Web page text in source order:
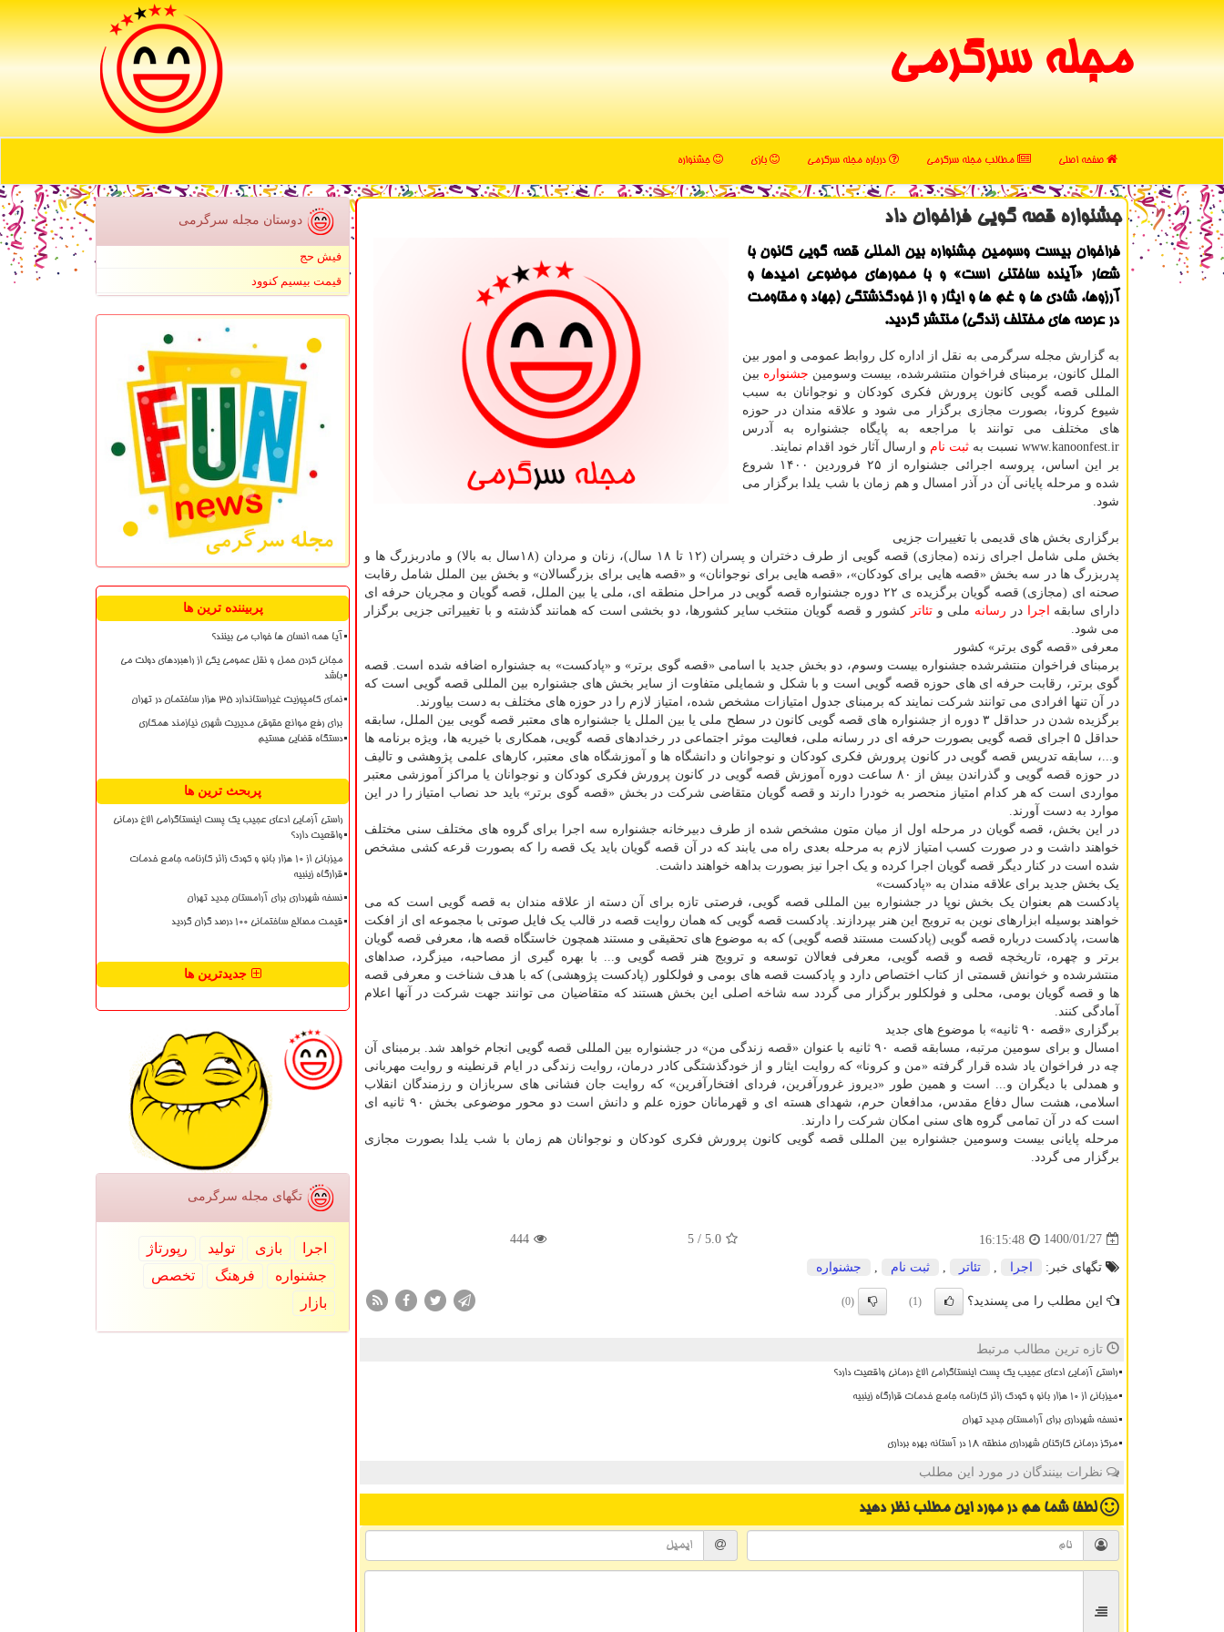
مجله سرگرمی
صفحه اصلی مطالب مجله سرگرمی درباره مجله سرگرمی بازی جشنواره
جشنواره قصه گویی فراخوان داد
فراخوان بیست وسومین جشنواره بین المللی قصه گویی کانون با
شعار «آینده ساختنی است» و با محورهای موضوعی امیدها و
آرزوها، شادی ها و غم ها و ایثار و از خودگذشتگی (جهاد و مقاومت
در عرصه های مختلف زندگی) منتشر گردید.
به گزارش مجله سرگرمی به نقل از اداره کل روابط عمومی و امور بین
الملل کانون، برمبنای فراخوان منتشرشده، بیست وسومین جشنواره بین
المللی قصه گویی کانون پرورش فکری کودکان و نوجوانان به سبب
شیوع کرونا، بصورت مجازی برگزار می شود و علاقه مندان در حوزه
های مختلف می توانند با مراجعه به پایگاه جشنواره به آدرس
www.kanoonfest.ir نسبت به
ثبت نام و ارسال آثار خود اقدام نمایند.
بر این اساس، پروسه اجرائی جشنواره از ۲۵ فروردین ۱۴۰۰ شروع
شده و مرحله پایانی آن در آذر امسال و هم زمان با شب یلدا برگزار می
شود.
برگزاری بخش های قدیمی با تغییرات جزیی
بخش ملی شامل اجرای زنده (مجازی) قصه گویی از طرف دختران و پسران (۱۲ تا ۱۸ سال)، زنان و مردان (۱۸سال به بالا) و مادربزرگ ها و
پدربزرگ ها در سه بخش «قصه هایی برای کودکان»، «قصه هایی برای نوجوانان» و «قصه هایی برای بزرگسالان» و بخش بین الملل شامل رقابت
صحنه ای (مجازی) قصه گویان برگزیده ی ۲۲ دوره جشنواره قصه گویی در مراحل منطقه ای، ملی یا بین الملل، قصه گویان و مجریان حرفه ای
دارای سابقه
اجرا در رسانه ملی وتئاتر کشور و قصه گویان منتخب سایر کشورها، دو بخشی است که همانند گذشته و با تغییراتی جزیی برگزار
می شود.
معرفی «قصه گوی برتر» کشور
برمبنای فراخوان منتشرشده جشنواره بیست وسوم، دو بخش جدید با اسامی «قصه گوی برتر» و «پادکست» به جشنواره اضافه شده است. قصه
گوی برتر، رقابت حرفه ای های حوزه قصه گویی است و با شکل و شمایلی متفاوت از سایر بخش های جشنواره بین المللی قصه گویی است که
در آن تنها افرادی می توانند شرکت نمایند که برمبنای جدول امتیازات مشخص شده، امتیاز لازم را در حوزه های مختلف به دست بیاورند.
برگزیده شدن در حداقل ۳ دوره از جشنواره های قصه گویی کانون در سطح ملی یا بین الملل یا جشنواره های معتبر قصه گویی بین الملل، سابقه
حداقل ۵ اجرای قصه گویی بصورت حرفه ای در رسانه ملی، فعالیت موثر اجتماعی در رخدادهای قصه گویی، همکاری با خیریه ها، ویژه برنامه ها
و...، سابقه تدریس قصه گویی در کانون پرورش فکری کودکان و نوجوانان و دانشگاه ها و آموزشگاه های معتبر، کارهای علمی پژوهشی و تالیف
در حوزه قصه گویی و گذراندن بیش از ۸۰ ساعت دوره آموزش قصه گویی در کانون پرورش فکری کودکان و نوجوانان یا مراکز آموزشی معتبر
مواردی است که هر کدام امتیاز منحصر به خودرا دارند و قصه گویان متقاضی شرکت در بخش «قصه گوی برتر» باید حد نصاب امتیاز را در این
موارد به دست آورند.
در این بخش، قصه گویان در مرحله اول از میان متون مشخص شده از طرف دبیرخانه جشنواره سه اجرا برای گروه های مختلف سنی مختلف
خواهند داشت و در صورت کسب امتیاز لازم به مرحله بعدی راه می یابند که در آن قصه گویان باید یک قصه را که بصورت قرعه کشی مشخص
شده است در کنار دیگر قصه گویان اجرا کرده و یک اجرا نیز بصورت بداهه خواهند داشت.
یک بخش جدید برای علاقه مندان به «پادکست»
پادکست هم بعنوان یک بخش نوپا در جشنواره بین المللی قصه گویی، فرصتی تازه برای آن دسته از علاقه مندان به قصه گویی است که می
خواهند بوسیله ابزارهای نوین به ترویج این هنر بپردازند. پادکست قصه گویی که همان روایت قصه در قالب یک فایل صوتی با مجموعه ای از افکت
هاست، پادکست درباره قصه گویی (پادکست مستند قصه گویی) که به موضوع های تحقیقی و مستند همچون خاستگاه قصه ها، معرفی قصه گویان
برتر و چهره، تاریخچه قصه و قصه گویی، معرفی فعالان توسعه و ترویج هنر قصه گویی و... با بهره گیری از مصاحبه، میزگرد، صداهای
منتشرشده و خوانش قسمتی از کتاب اختصاص دارد و پادکست قصه های بومی و فولکلور (پادکست پژوهشی) که با هدف شناخت و معرفی قصه
ها و قصه گویان بومی، محلی و فولکلور برگزار می گردد سه شاخه اصلی این بخش هستند که متقاضیان می توانند جهت شرکت در آنها اعلام
آمادگی کنند.
برگزاری «قصه ۹۰ ثانیه» با موضوع های جدید
امسال و برای سومین مرتبه، مسابقه قصه ۹۰ ثانیه با عنوان «قصه زندگی من» در جشنواره بین المللی قصه گویی انجام خواهد شد. برمبنای آن
چه در فراخوان یاد شده قرار گرفته «من و کرونا» که روایت ایثار و از خودگذشتگی کادر درمان، روایت زندگی در ایام قرنطینه و روایت مهربانی
و همدلی با دیگران و... است و همین طور «دیروز غرورآفرین، فردای افتخارآفرین» که روایت جان فشانی های سربازان و رزمندگان انقلاب
اسلامی، هشت سال دفاع مقدس، مدافعان حرم، شهدای هسته ای و قهرمانان حوزه علم و دانش است دو محور موضوعی بخش ۹۰ ثانیه ای
است که در آن تمامی گروه های سنی امکان شرکت را دارند.
مرحله پایانی بیست وسومین جشنواره بین المللی قصه گویی کانون پرورش فکری کودکان و نوجوانان هم زمان با شب یلدا بصورت مجازی
برگزار می گردد.
1400/01/27
16:15:48
5.0
/ 5
444
تگهای خبر: اجرا تئاتر ثبت نام جشنواره
این مطلب را می پسندید؟ (1)
(0)
تازه ترین مطالب مرتبط
راستی آزمایی ادعای عجیب یک پست اینستاگرامی الاغ درمانی واقعیت دارد؟
میزبانی از ۱۰ هزار بانو و کودک زائر کارنامه جامع خدمات قرارگاه زینبیه
نسخه شهرداری برای آرامستان جدید تهران
مرکز درمانی کارکنان شهرداری منطقه ۱۸ در آستانه بهره برداری
نظرات بینندگان در مورد این مطلب
لطفا شما همدر مورد این مطلب نظر دهید
دوستان مجله سرگرمی
فیش حج
قیمت بیسیم کنوود
پربیننده ترین ها
آیا همه انسان ها خواب می بینند؟
مجانی کردن حمل و نقل عمومی یکی از راهبردهای دولت می
باشد
نمای کامپوزیت غیراستاندارد ۳۵ هزار ساختمان در تهران
برای رفع موانع حقوقی مدیریت شهری نیازمند همکاری
دستگاه قضایی هستیم
پربحث ترین ها
راستی آزمایی ادعای عجیب یک پست اینستاگرامی الاغ درمانی
واقعیت دارد؟
میزبانی از ۱۰ هزار بانو و کودک زائر کارنامه جامع خدمات
قرارگاه زینبیه
نسخه شهرداری برای آرامستان جدید تهران
قیمت مصالح ساختمانی ۱۰۰ درصد گران گردید
جدیدترین ها
تگهای مجله سرگرمی
اجرا بازی تولید
رپورتاژ
جشنواره
فرهنگ
تخصص
بازار